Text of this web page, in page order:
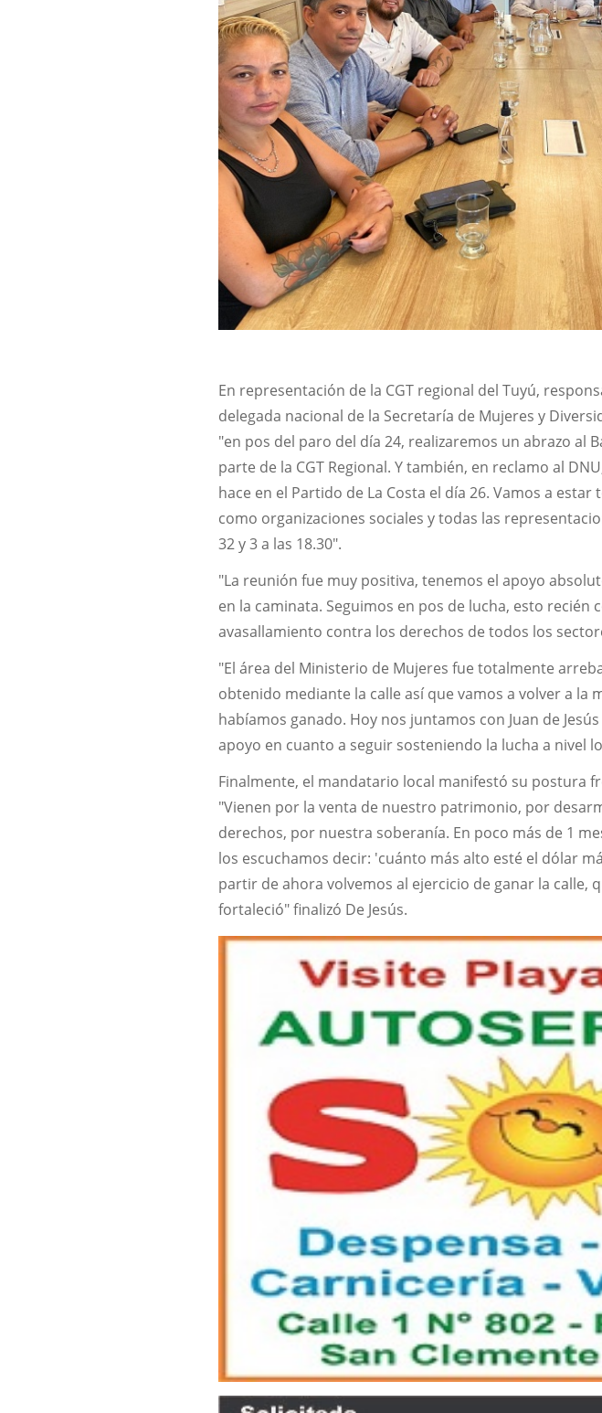
En representación de la CGT regional del Tuyú,
delegada nacional de la Secretaría de Mujeres y
"en pos del paro del día 24, realizaremos un abrazo al
parte de la CGT Regional. Y también, en reclamo al
hace en el Partido de La Costa el día 26. Vamos a
como organizaciones sociales y todas las
32 y 3 a las 18.30".
"La reunión fue muy positiva, tenemos el apoyo
en la caminata. Seguimos en pos de lucha, esto recién
avasallamiento contra los derechos de todos los
"El área del Ministerio de Mujeres fue totalmente
obtenido mediante la calle así que vamos a volver a la
habíamos ganado. Hoy nos juntamos con Juan de
apoyo en cuanto a seguir sosteniendo la lucha a nivel
Finalmente, el mandatario local manifestó su postura
"Vienen por la venta de nuestro patrimonio, por
derechos, por nuestra soberanía. En poco más de 1
los escuchamos decir: 'cuánto más alto esté el dólar
partir de ahora volvemos al ejercicio de ganar la calle,
fortaleció" finalizó De Jesús.